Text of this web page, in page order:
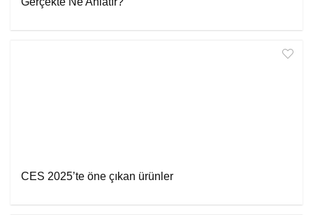
CES 2025’te öne çıkan ürünler